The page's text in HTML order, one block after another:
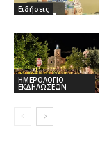
Ειδήσεις
ΗΜΕΡΟΛΟΓΙΟ
ΕΚΔΗΛΩΣΕΩΝ